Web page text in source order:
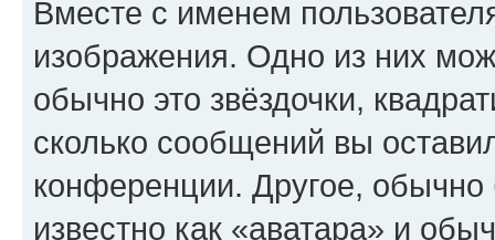
Вместе с именем
изображения. Одно из них
обычно это звёздочки,
сколько сообщений вы
конференции. Другое,
известно как «аватара» и